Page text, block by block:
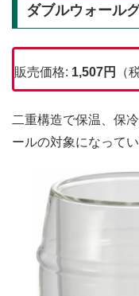
ダブルウォール
販売価格: 1,507円 （
二重構造で保温、保
ールの対象になって